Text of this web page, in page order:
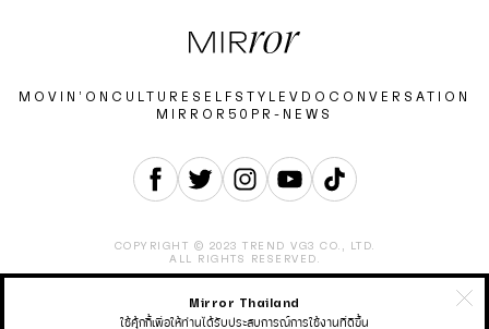
MOVIN’ON CULTURE SELF STYLE VDO CONVERSATION
MIRROR50 PR-NEWS
COPYRIGHT © 2023 TREND VG3 CO., LTD.
ALL RIGHTS RESERVED.
CAREERADVERTISEMENT
TERMS & CONDITION
PRIVACY POLICY
Mirror Thailand
ใช้คุ้กกี้เพื่อให้ท่านได้รับประสบการณ์การใช้งานที่ดีขึ้น